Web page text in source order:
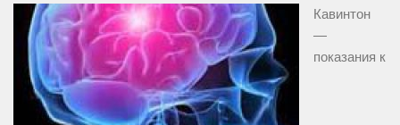
Кавинтон
—
показания к